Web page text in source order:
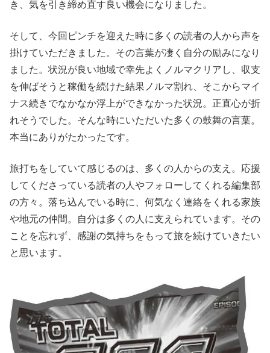
き、気を引き締め直す良い機会になりました。
そして、今回ピンチを迎えた時に多くの読者の人から声を
掛けていただきました。その言葉が凄く自分の励みになり
ました。状況が良い地域で幸先よくノルマクリアし、収支
を伸ばそうと稼働を続けた結果ノルマ割れ、そこからマイ
ナス続きでなかなか浮上ができなかった状況。正直心が折
れそうでした。そんな時にいただいた多くの鼓舞の言葉。
本当にありがたかったです。
旅打ちをしていて感じるのは、多くの人からの支え。応援
してくださっている読者の人やフォローしてくれる編集部
の方々。落ち込んでいる時に、何気なく連絡をくれる家族
や地元の仲間。自分は多くの人に支えられています。その
ことを忘れず、感謝の気持ちをもって旅を続けていきたい
と思います。